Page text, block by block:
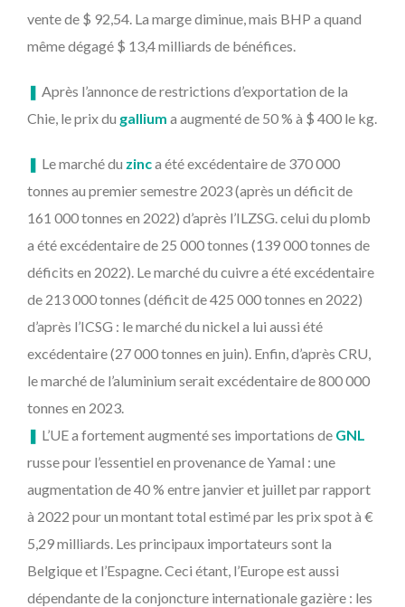
vente de $ 92,54. La marge diminue, mais BHP a quand
même dégagé $ 13,4 milliards de bénéfices.
❚ Après l’annonce de restrictions d’exportation de la
Chie, le prix du gallium a augmenté de 50 % à $ 400 le kg.
❚ Le marché du zinca été excédentaire de 370 000
tonnes au premier semestre 2023 (après un déficit de
161 000 tonnes en 2022) d’après l’ILZSG. celui du plomb
a été excédentaire de 25 000 tonnes (139 000 tonnes de
déficits en 2022). Le marché du cuivre a été excédentaire
de 213 000 tonnes (déficit de 425 000 tonnes en 2022)
d’après l’ICSG : le marché du nickel a lui aussi été
excédentaire (27 000 tonnes en juin). Enfin, d’après CRU,
le marché de l’aluminium serait excédentaire de 800 000
tonnes en 2023.
❚ L’UE a fortement augmenté ses importations de GNL
russe pour l’essentiel en provenance de Yamal : une
augmentation de 40 % entre janvier et juillet par rapport
à 2022 pour un montant total estimé par les prix spot à €
5,29 milliards. Les principaux importateurs sont la
Belgique et l’Espagne. Ceci étant, l’Europe est aussi
dépendante de la conjoncture internationale gazière : les